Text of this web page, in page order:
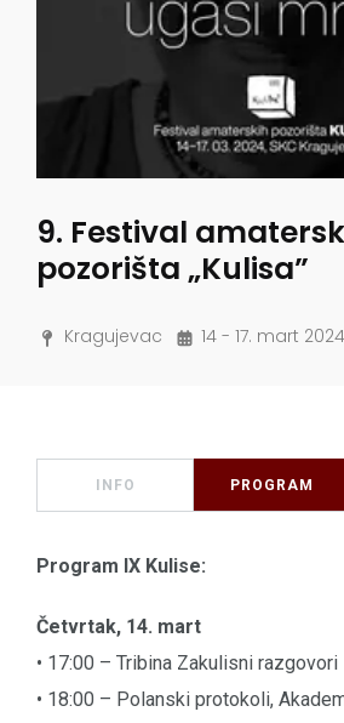
9. Festival
pozorišta „Kulisa”
Kragujevac 14 - 17. mart
INFO PROGRAM
Program IX Kulise:
Četvrtak, 14. mart
• 17:00 – Tribina Zakulisni razgovori
• 18:00 – Polanski protokoli,